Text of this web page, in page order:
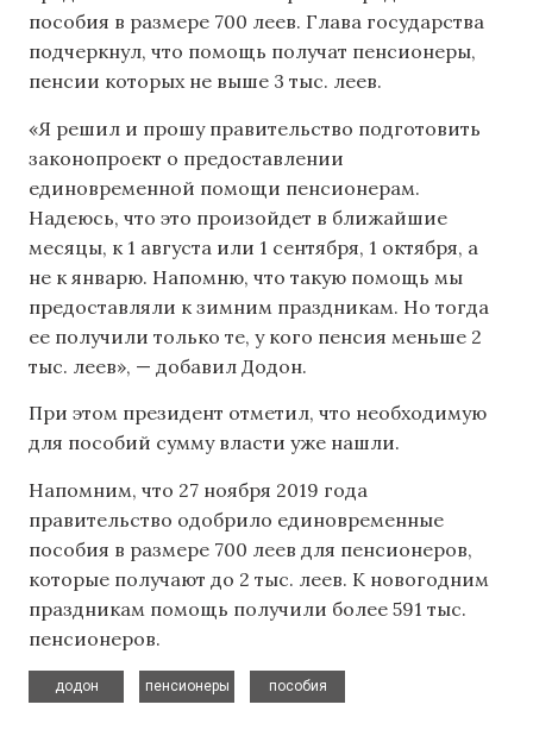
пособия в размере 700 леев. Глава государства
подчеркнул, что помощь получат пенсионеры,
пенсии которых не выше 3 тыс. леев.
«Я решил и прошу правительство подготовить
законопроект о предоставлении
единовременной помощи пенсионерам.
Надеюсь, что это произойдет в ближайшие
месяцы, к 1 августа или 1 сентября, 1 октября, а
не к январю. Напомню, что такую помощь мы
предоставляли к зимним праздникам. Но тогда
ее получили только те, у кого пенсия меньше 2
тыс. леев», — добавил Додон.
При этом президент отметил, что необходимую
для пособий сумму власти уже нашли.
Напомним, что 27 ноября 2019 года
правительство одобрило единовременные
пособия в размере 700 леев для пенсионеров,
которые получают до 2 тыс. леев. К новогодним
праздникам помощь получили более 591 тыс.
пенсионеров.
додон
пенсионеры
пособия